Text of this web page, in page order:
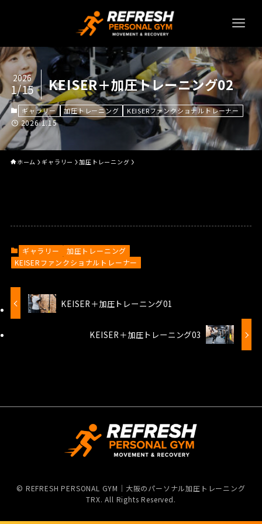
KEISER＋加圧トレーニング02
2026
1/15
ギャラリー 加圧トレーニング KEISERファンクショナルトレーナー
2026.1.15
ホーム ギャラリー 加圧トレーニング
ギャラリー
加圧トレーニング
KEISERファンクショナルトレーナー
KEISER＋加圧トレーニング01
KEISER＋加圧トレーニング03
© REFRESH PERSONAL GYM｜大阪のパーソナル加圧トレーニング
TRX. All Rights Reserved.